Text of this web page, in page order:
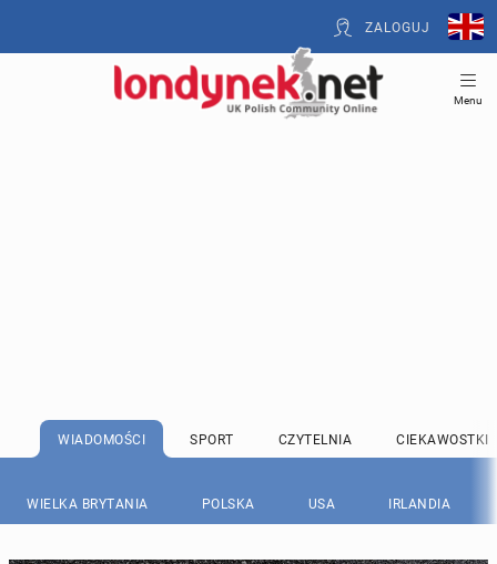
ZALOGUJ
Menu
WIADOMOŚCI SPORT CZYTELNIA CIEKAWOSTKI
WIELKA BRYTANIA POLSKA USA IRLANDIA